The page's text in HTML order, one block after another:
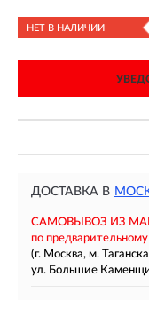
НЕТ В НАЛИЧИИ
ДОСТАВКА В
САМОВЫВОЗ ИЗ
по предварительному
(г. Москва, м.
ул. Большие